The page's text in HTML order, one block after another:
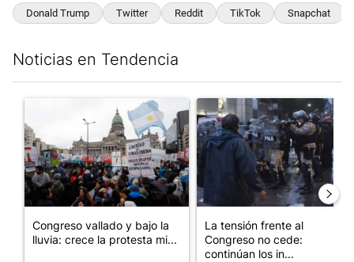
Donald Trump Twitter Reddit TikTok Snapchat
Noticias en Tendencia
Un artículo de tendencia con el título "Congreso vallado y
Congreso vallado y bajo la
lluvia: crece la protesta mi...
Un artículo de tendencia
La tensión frente al
Congreso no cede:
continúan los in...